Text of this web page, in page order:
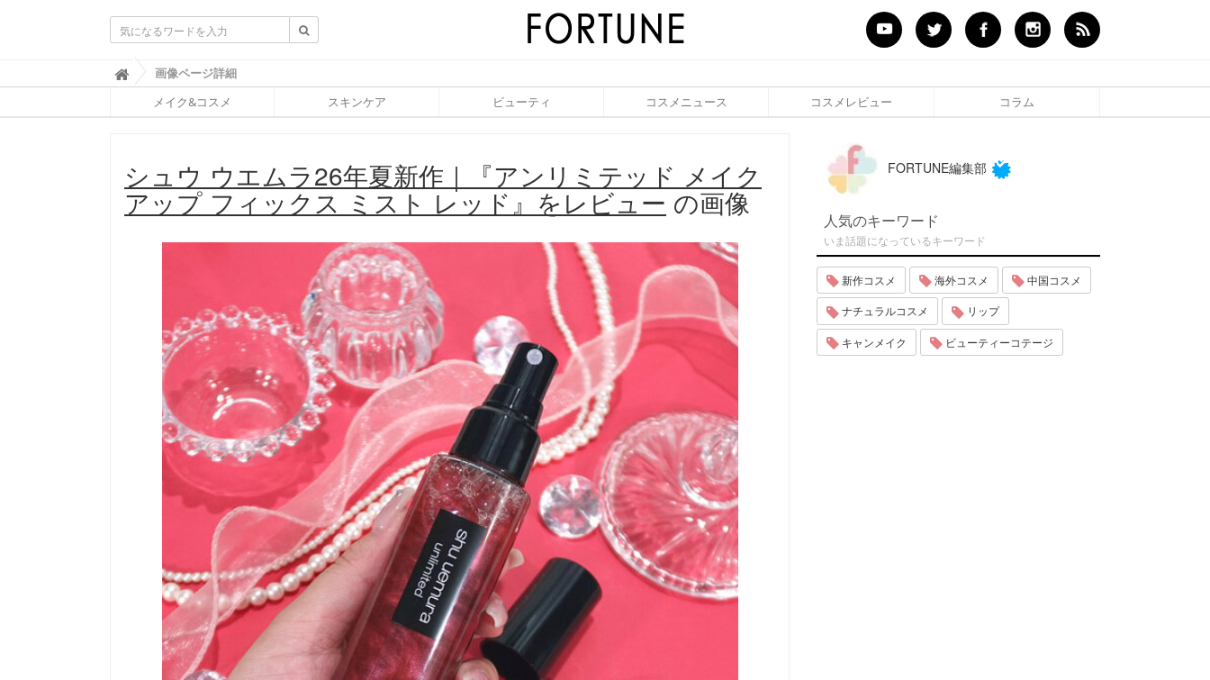
ふ
ぉ
ち
(
F
O
R
画像ページ詳細
メイク&コスメ スキンケア ビューティ コスメニュース コスメレビュー コラム
シュウ ウエムラ26年夏新作｜『アンリミテッド メイク
アップ フィックス ミスト レッド』をレビュー の画像
FORTUNE編集部
人気のキーワード
いま話題になっているキーワード
新作コスメ 海外コスメ 中国コスメ
ナチュラルコスメ リップ
キャンメイク ビューティーコテージ